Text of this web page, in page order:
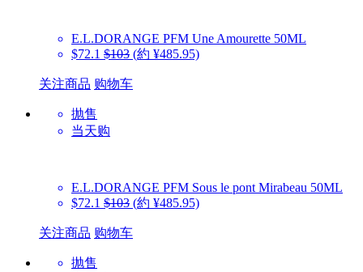
E.L.DORANGE PFM Une Amourette 50ML
$72.1 $103 (約 ¥485.95)
关注商品 购物车
抛售
当天购
E.L.DORANGE PFM Sous le pont Mirabeau 50ML
$72.1 $103 (約 ¥485.95)
关注商品 购物车
抛售